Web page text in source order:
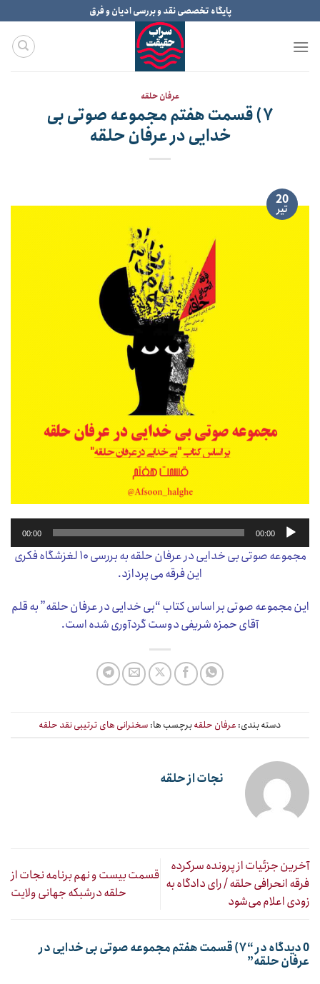
to
content
پایگاه تخصصی نقد و بررسی ادیان و فرق
عرفان حلقه
۷) قسمت هفتم مجموعه صوتی بی
خدایی در عرفان حلقه
20
تیر
پخش‌کننده
صوت
00:00
00:00
مجموعه صوتی بی خدایی در عرفان حلقه به بررسی ۱۰ لغزشگاه فکری
این فرقه می پردازد.
این مجموعه صوتی بر اساس کتاب “بی خدایی در عرفان حلقه” به قلم
آقای حمزه شریفی دوست گردآوری شده است.
دسته بندی: عرفان حلقهبرچسب ها: سخنرانی های ترتیبی نقد حلقه
نجات از حلقه
آخرین جزئیات از پرونده سرکرده
فرقه انحرافی حلقه / رای دادگاه به
زودی اعلام می‌شود
قسمت بیست و نهم برنامه نجات از
حلقه درشبکه جهانی ولایت
0 دیدگاه در “ ۷) قسمت هفتم مجموعه صوتی بی خدایی در
عرفان حلقه”